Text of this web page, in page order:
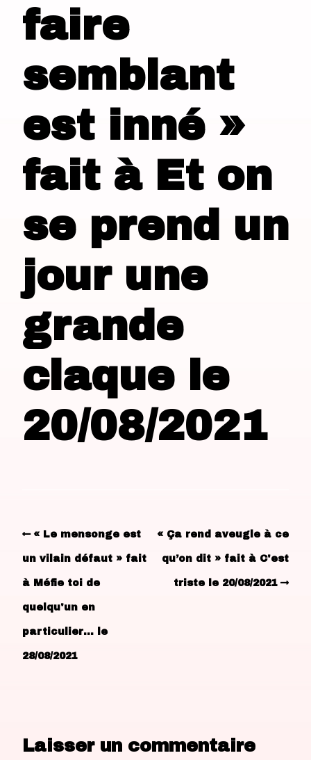
faire
semblant
est inné »
fait à Et on
se prend un
jour une
grande
claque le
20/08/2021
« Le mensonge est
un vilain défaut » fait
à Méfie toi de
quelqu'un en
particulier… le
28/08/2021
« Ça rend aveugle à ce
qu’on dit » fait à C'est
triste le 20/08/2021
Laisser un commentaire